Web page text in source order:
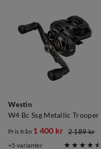
Westin
W4 Bc Ssg Metallic Trooper
discounted
Pris från 1 400 kr
original
2 189 kr
5 varianter